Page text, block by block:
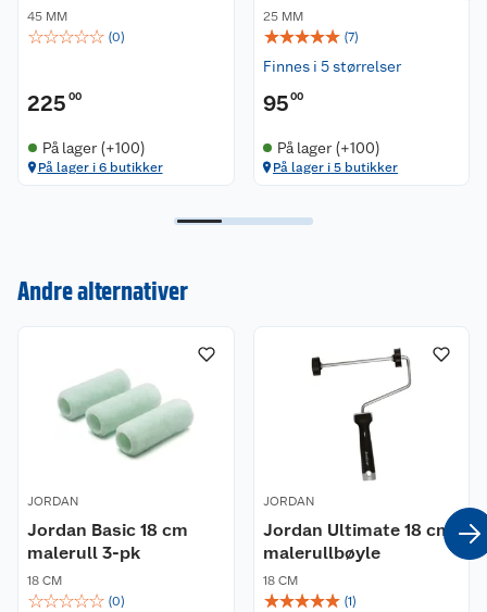
45 MM
☆☆☆☆☆ (0)
225 00
På lager (+100)
På lager i 6 butikker
25 MM
☆☆☆☆☆ (7)
Finnes i 5 størrelser
95 00
På lager (+100)
På lager i 5 butikker
Andre alternativer
JORDAN
Jordan Basic 18 cm
malerull 3-pk
18 CM
☆☆☆☆☆ (0)
JORDAN
Jordan Ultimate 18 cm
malerullbøyle
18 CM
☆☆☆☆☆ (1)
Våre butikker
Coop kjeder
Ledige stillinger
Angre- og returrett
Reklamasjon og garanti
Betalingsalternativer
Leveringsalternativer
Åpent kjøp